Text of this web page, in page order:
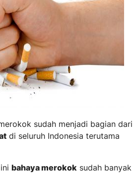
sudah menjadi bagian dari
di seluruh Indonesia terutama
bahaya merokok sudah banyak